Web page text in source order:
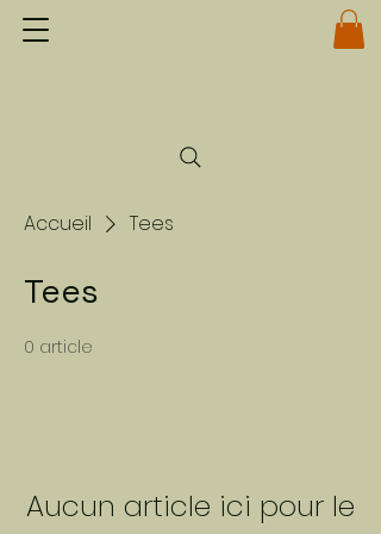
Accueil Tees
Tees
0 article
Aucun article ici pour le